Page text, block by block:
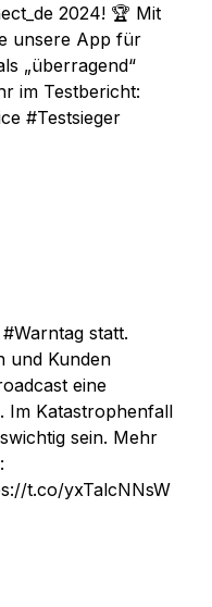
2024! 🏆 Mit
unsere App für
„überragend“
im Testbericht:
#Testsieger
statt.
und Kunden
eine
Im Katastrophenfall
sein. Mehr
t.co/yxTalcNNsW